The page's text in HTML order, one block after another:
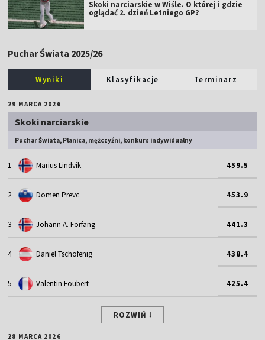
Skoki narciarskie w Wiśle. O której i gdzie
oglądać 2. dzień Letniego GP?
Puchar Świata 2025/26
Wyniki Klasyfikacje Terminarz
29 MARCA 2026
Skoki narciarskie
Puchar Świata, Planica, mężczyźni, konkurs indywidualny
1 Marius Lindvik 459.5
2 Domen Prevc 453.9
3 Johann A. Forfang 441.3
4 Daniel Tschofenig 438.4
5 Valentin Foubert 425.4
ROZWIŃ
28 MARCA 2026